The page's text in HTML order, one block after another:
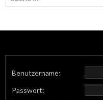
nach:
Benutzername:
Passwort: